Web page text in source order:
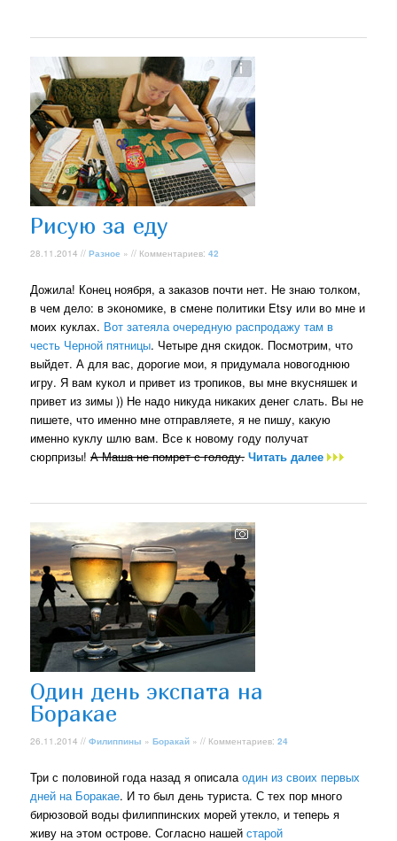
Рисую за еду
28.11.2014 //Разное » // Комментариев:42
Дожила! Конец ноября, а заказов почти нет. Не знаю толком,
в чем дело: в экономике, в смене политики Etsy или во мне и
моих куклах. Вот затеяла очередную распродажу там в
честь Черной пятницы. Четыре дня скидок. Посмотрим, что
выйдет. А для вас, дорогие мои, я придумала новогоднюю
игру. Я вам кукол и привет из тропиков, вы мне вкусняшек и
привет из зимы )) Не надо никуда никаких денег слать. Вы не
пишете, что именно мне отправляете, я не пишу, какую
именно куклу шлю вам. Все к новому году получат
сюрпризы!А Маша не помрет с голоду. Читать далее
Один день экспата на
Боракае
26.11.2014 //Филиппины »Боракай » // Комментариев:24
Три с половиной года назад я описалаодин из своих первых
дней на Боракае. И то был день туриста. С тех пор много
бирюзовой воды филиппинских морей утекло, и теперь я
живу на этом острове. Согласно нашейстарой